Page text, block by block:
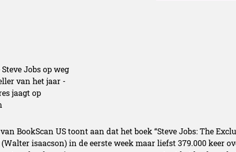
BookScan US toont aan dat het boek “Steve Jobs: The
(Walter isaacson) in de eerste week maar liefst 379.000 keer